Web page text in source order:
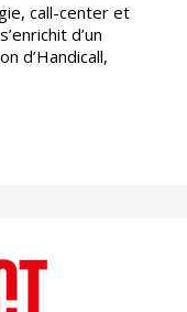
call-center et
d’un
d’Handicall,